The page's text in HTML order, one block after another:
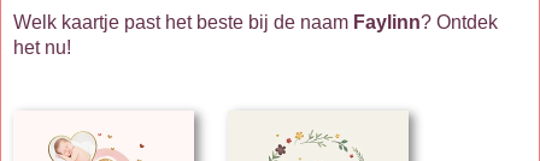
Welk kaartje past het beste bij de naam Faylinn? Ontdek
het nu!